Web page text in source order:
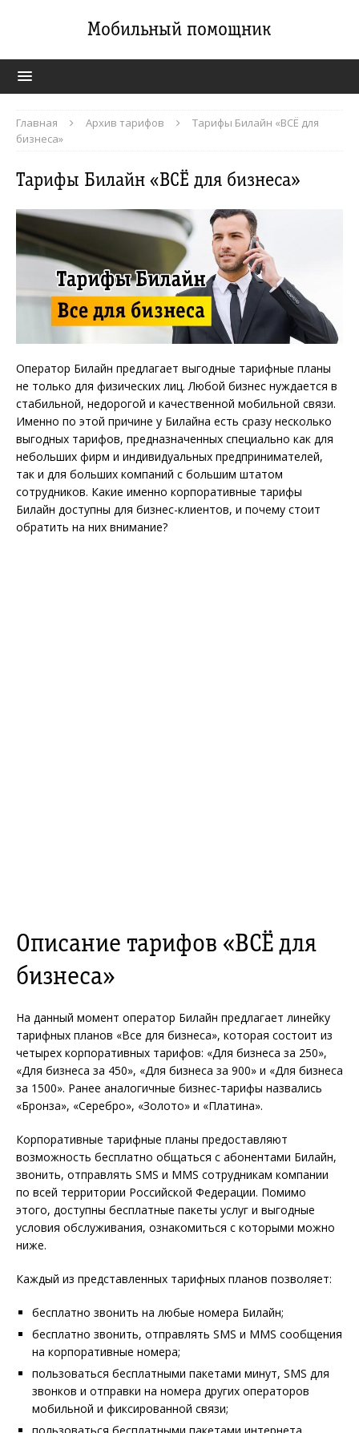
Мобильный помощник
Главная Архив тарифов
Тарифы Билайн «ВСЁ для
бизнеса»
Тарифы Билайн «ВСЁ для бизнеса»
Оператор Билайн предлагает выгодные тарифные планы
не только для физических лиц. Любой бизнес нуждается в
стабильной, недорогой и качественной мобильной связи.
Именно по этой причине у Билайна есть сразу несколько
выгодных тарифов, предназначенных специально как для
небольших фирм и индивидуальных предпринимателей,
так и для больших компаний с большим штатом
сотрудников. Какие именно корпоративные тарифы
Билайн доступны для бизнес-клиентов, и почему стоит
обратить на них внимание?
Описание тарифов «ВСЁ для
бизнеса»
На данный момент оператор Билайн предлагает линейку
тарифных планов «Все для бизнеса», которая состоит из
четырех корпоративных тарифов: «Для бизнеса за 250»,
«Для бизнеса за 450», «Для бизнеса за 900» и «Для бизнеса
за 1500». Ранее аналогичные бизнес-тарифы назвались
«Бронза», «Серебро», «Золото» и «Платина».
Корпоративные тарифные планы предоставляют
возможность бесплатно общаться с абонентами Билайн,
звонить, отправлять SMS и MMS сотрудникам компании
по всей территории Российской Федерации. Помимо
этого, доступны бесплатные пакеты услуг и выгодные
условия обслуживания, ознакомиться с которыми можно
ниже.
Каждый из представленных тарифных планов позволяет:
бесплатно звонить на любые номера Билайн;
бесплатно звонить, отправлять SMS и MMS сообщения
на корпоративные номера;
пользоваться бесплатными пакетами минут, SMS для
звонков и отправки на номера других операторов
мобильной и фиксированной связи;